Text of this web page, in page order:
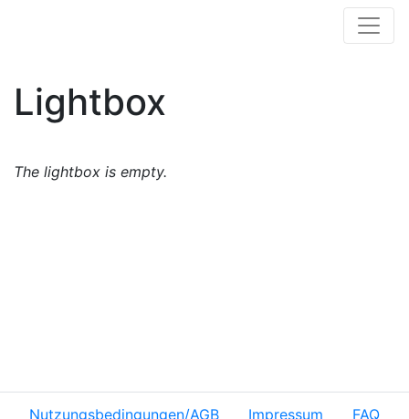
Lightbox
The lightbox is empty.
Nutzungsbedingungen/AGB Impressum
FAQ